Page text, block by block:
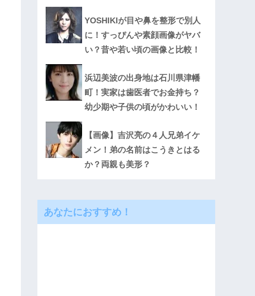
YOSHIKIが目や鼻を整形で別人
に！すっぴんや素顔画像がヤバ
い？昔や若い頃の画像と比較！
浜辺美波の出身地は石川県津幡
町！実家は歯医者でお金持ち？
幼少期や子供の頃がかわいい！
【画像】吉沢亮の４人兄弟イケ
メン！弟の名前はこうきとはる
か？両親も美形？
あなたにおすすめ！